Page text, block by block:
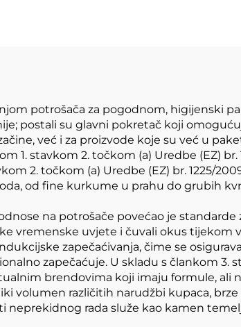
potrošača za pogodnom, higijenski
postali su glavni pokretač koji
već i za proizvode koje su već u
1. stavkom 2. točkom (a) Uredbe (EZ)
2. točkom (a) Uredbe (EZ) br. 1225/
od fine kurkume u prahu do grubih
na potrošače povećao je
vremenske uvjete i čuvali okus
zapečaćivanja, čime se
zapečaćuje. U skladu s člankom 3.
brendovima koji imaju formule, ali
volumen različitih narudžbi kupaca,
rada služe kao kamen